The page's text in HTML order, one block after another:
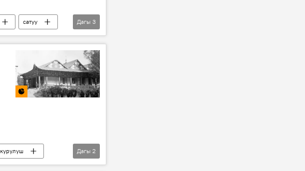
сатуу
Дагы 3
курулуш
Дагы 2